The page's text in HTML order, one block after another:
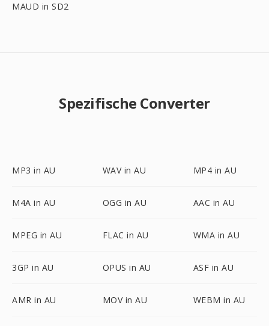
MAUD in SD2
Spezifische Converter
MP3 in AU WAV in AU MP4 in AU
M4A in AU OGG in AU AAC in AU
MPEG in AU FLAC in AU WMA in AU
3GP in AU OPUS in AU ASF in AU
AMR in AU MOV in AU WEBM in AU